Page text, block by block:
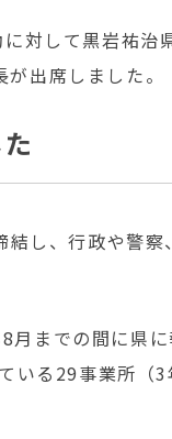
対して黒岩祐
出席しました。
し、行政や警
までの間に県
る29事業所（